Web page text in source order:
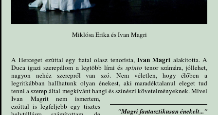
Miklósa Erika és Ivan Magri
A Herceget ezúttal egy fiatal olasz tenorista, Ivan Magri alakította. A
Duca igazi szerepálom a legtöbb lírai és spinto tenor számára, jóllehet,
nagyon nehéz szerepről van szó. Nem véletlen, hogy élőben a
legritkábban hallhatunk olyan énekest, aki maradéktalanul eleget tud
tenni a szerep által megkívánt hangi és színészi követelményeknek.
"Magri fantasztikusan énekelt..."
Mivel
Ivan Magrit nem ismertem,
ezúttal is legfeljebb egy tisztes